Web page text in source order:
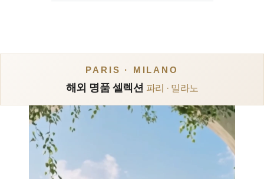
PARIS · MILANO
해외 명품 셀렉션 파리 · 밀라노